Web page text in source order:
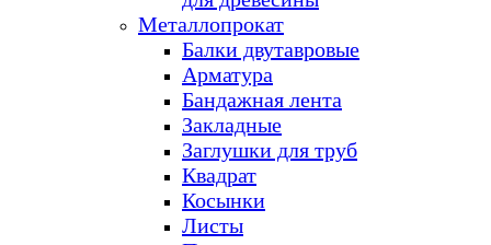
Металлопрокат
Балки двутавровые
Арматура
Бандажная лента
Закладные
Заглушки для труб
Квадрат
Косынки
Листы